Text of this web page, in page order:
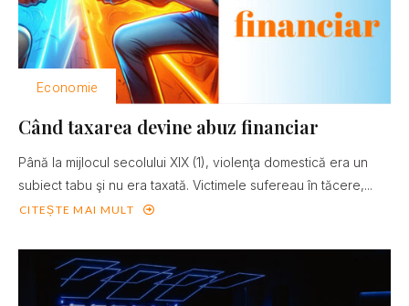
Economie
Când taxarea devine abuz financiar
Până la mijlocul secolului XIX (1), violenţa domestică era un
subiect tabu şi nu era taxată. Victimele sufereau în tăcere,...
CITEȘTE MAI MULT